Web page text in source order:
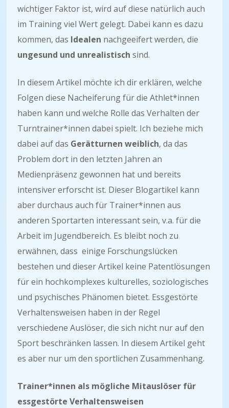
wichtiger Faktor ist, wird auf diese natürlich auch
im Training viel Wert gelegt. Dabei kann es dazu
kommen, das Idealen nachgeeifert werden, die
ungesund und unrealistisch sind.
In diesem Artikel möchte ich dir erklären, welche
Folgen diese Nacheiferung für die Athlet*innen
haben kann und welche Rolle das Verhalten der
Turntrainer*innen dabei spielt. Ich beziehe mich
dabei auf das Gerätturnen weiblich, da das
Problem dort in den letzten Jahren an
Medienpräsenz gewonnen hat und bereits
intensiver erforscht ist. Dieser Blogartikel kann
aber durchaus auch für Trainer*innen aus
anderen Sportarten interessant sein, v.a. für die
Arbeit im Jugendbereich. Es bleibt noch zu
erwähnen, dass einige Forschungslücken
bestehen und dieser Artikel keine Patentlösungen
für ein hochkomplexes kulturelles, soziologisches
und psychisches Phänomen bietet. Essgestörte
Verhaltensweisen haben in der Regel
verschiedene Auslöser, die sich nicht nur auf den
Sport beschränken lassen. In diesem Artikel geht
es aber nur um den sportlichen Zusammenhang.
Trainer*innen als mögliche Mitauslöser für
essgestörte Verhaltensweisen